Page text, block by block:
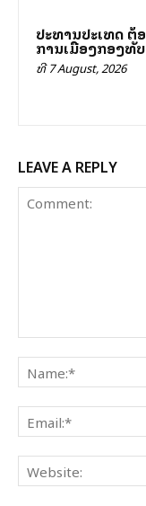
ປະທານປະເທດ
ການເມືອງກອງທັບ
ທີ 7 August, 2026
LEAVE A REPLY